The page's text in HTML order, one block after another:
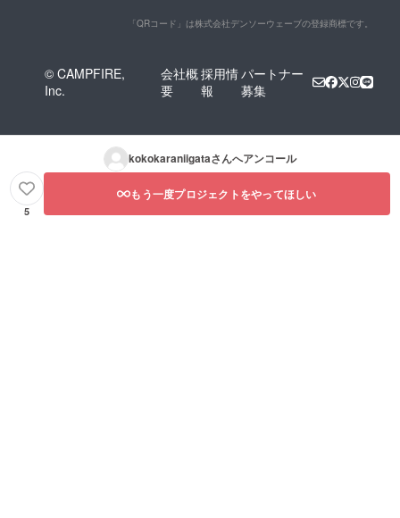
「QRコード」は株式会社デンソーウェーブの登録商標です。
© CAMPFIRE,
Inc.
会社概
要
採用情
報
パートナー
募集
kokokaraniigataさんへアンコール
5
もう一度プロジェクトをやってほしい